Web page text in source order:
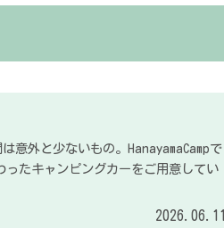
意外と少ないもの。HanayamaCampで
たキャンピングカーをご用意してい
2026.06.11